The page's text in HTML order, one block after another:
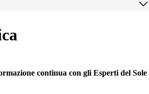
continua con gli Esperti del Sole